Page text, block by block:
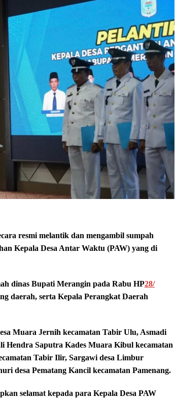
resmi melantik dan mengambil sumpah
Kepala Desa Antar Waktu (PAW) yang di
dinas Bupati Merangin pada Rabu HP28/
daerah, serta Kepala Perangkat Daerah
Muara Jernih kecamatan Tabir Ulu, Asmadi
Hendra Saputra Kades Muara Kibul kecamatan
Tabir Ilir, Sargawi desa Limbur
desa Pematang Kancil kecamatan Pamenang.
selamat kepada para Kepala Desa PAW